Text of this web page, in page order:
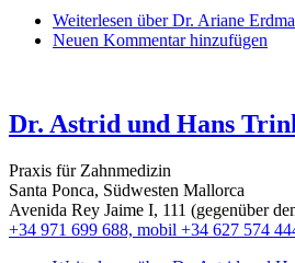
Weiterlesen über Dr. Ariane
Neuen Kommentar hinzufügen
Dr. Astrid und Hans
Praxis für Zahnmedizin
Santa Ponca, Südwesten Mallorca
Avenida Rey Jaime I, 111 (gegenüber
+34 971 699 688, mobil +34 627 574